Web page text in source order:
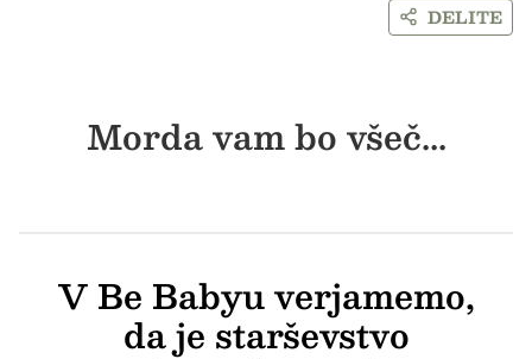
DELITE
Morda vam bo všeč...
V Be Babyu verjamemo,
da je starševstvo